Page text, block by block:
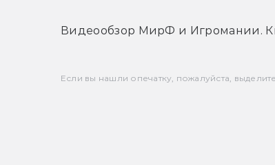
Видеообзор МирФ и Игромании.
Если вы нашли опечатку, пожалуйста,